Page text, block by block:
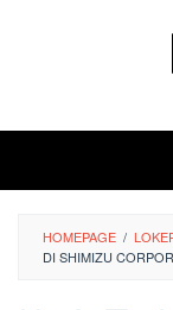
HOMEPAGE /
DI SHIMIZU